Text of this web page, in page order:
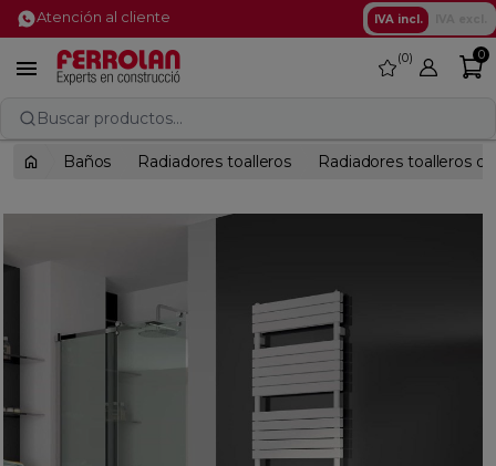
Atención al cliente IVA incl.
 favorite
0 0
Buscar productos...
Baños Radiadores toalleros Radiadores toalleros